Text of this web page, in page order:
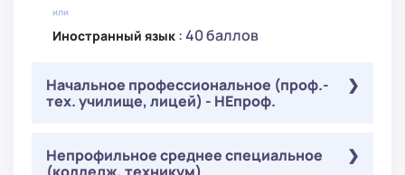
или
Иностранный язык : 40 баллов
Начальное профессиональное (проф.-
тех. училище, лицей) - НЕпроф.
Обязательные( ЕГЭ ):
Непрофильное среднее специальное
(колледж, техникум)